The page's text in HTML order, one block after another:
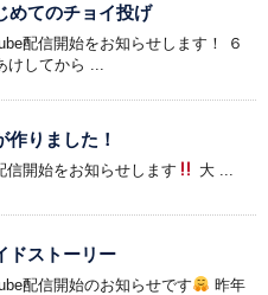
めてのチョイ投げ
配信開始をお知らせします！ ６
けしてから ...
作りました！
信開始をお知らせします 大 ...
ドストーリー
配信開始のお知らせです
昨年